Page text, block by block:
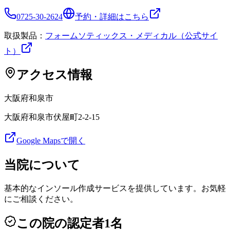
0725-30-2624 予約・詳細はこちら
取扱製品： フォームソティックス・メディカル（公式サイ
ト）
アクセス情報
大阪府和泉市
大阪府和泉市伏屋町2-2-15
Google Mapsで開く
当院について
基本的なインソール作成サービスを提供しています。お気軽
にご相談ください。
この院の認定者1名